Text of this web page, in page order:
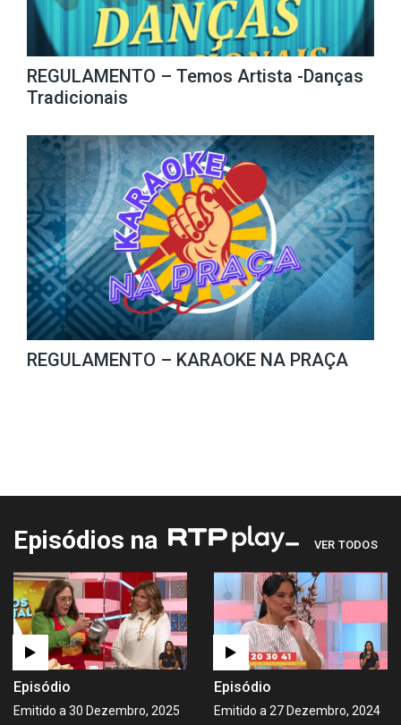
REGULAMENTO – Temos Artista -Danças
Tradicionais
REGULAMENTO – KARAOKE NA PRAÇA
Episódios na VER TODOS
Episódio
Emitido a 30 Dezembro, 2025
Episódio
Emitido a 27 Dezembro, 2024